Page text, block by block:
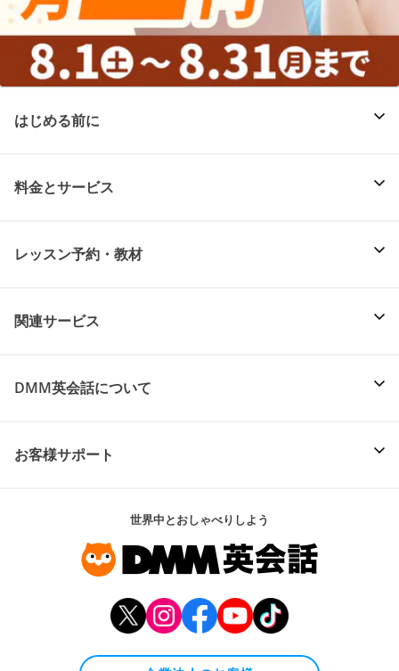
はじめる前に
料金とサービス
レッスン予約・教材
関連サービス
DMM英会話について
お客様サポート
世界中とおしゃべりしよう